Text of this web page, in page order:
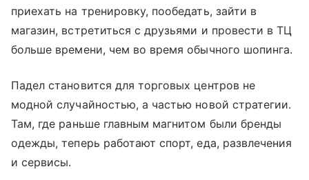
приехать на тренировку, пообедать, зайти в
магазин, встретиться с друзьями и провести в ТЦ
больше времени, чем во время обычного шопинга.
Падел становится для торговых центров не
модной случайностью, а частью новой стратегии.
Там, где раньше главным магнитом были бренды
одежды, теперь работают спорт, еда, развлечения
и сервисы.